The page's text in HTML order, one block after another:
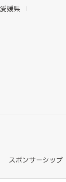
愛媛県
スポンサーシップ